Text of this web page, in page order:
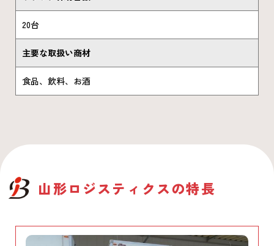
20台
主要な取扱い商材
食品、飲料、お酒
山形ロジスティクスの特長